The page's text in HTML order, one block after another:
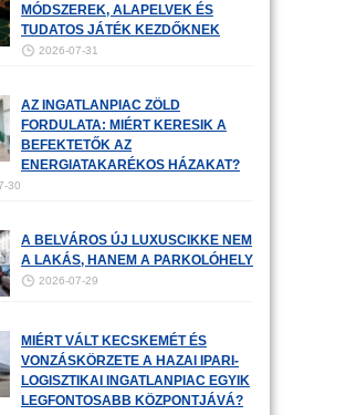
MÓDSZEREK, ALAPELVEK ÉS
TUDATOS JÁTÉK KEZDŐKNEK
2026-07-31
AZ INGATLANPIAC ZÖLD
FORDULATA: MIÉRT KERESIK A
BEFEKTETŐK AZ
ENERGIATAKARÉKOS HÁZAKAT?
30
A BELVÁROS ÚJ LUXUSCIKKE NEM
A LAKÁS, HANEM A PARKOLÓHELY
2026-07-29
MIÉRT VÁLT KECSKEMÉT ÉS
VONZÁSKÖRZETE A HAZAI IPARI-
LOGISZTIKAI INGATLANPIAC EGYIK
LEGFONTOSABB KÖZPONTJÁVÁ?